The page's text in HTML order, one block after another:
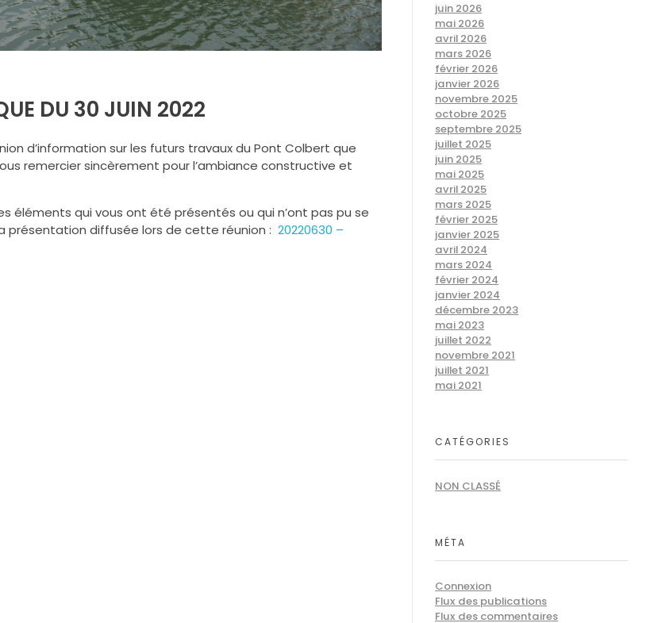
DU 30 JUIN 2022
d’information sur les futurs travaux du Pont Colbert que
remercier sincèrement pour l’ambiance constructive et
éléments qui vous ont été présentés ou qui n’ont pas pu se
présentation diffusée lors de cette réunion : 20220630 –
juin 2026
mai 2026
avril 2026
mars 2026
février 2026
janvier 2026
novembre 2025
octobre 2025
septembre 2025
juillet 2025
juin 2025
mai 2025
avril 2025
mars 2025
février 2025
janvier 2025
avril 2024
mars 2024
février 2024
janvier 2024
décembre 2023
mai 2023
juillet 2022
novembre 2021
juillet 2021
mai 2021
CATÉGORIES
NON CLASSÉ
MÉTA
Connexion
Flux des publications
Flux des commentaires